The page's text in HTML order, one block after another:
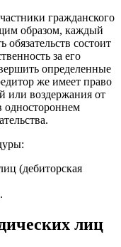
гражданского
образом, каждый
обязательств состоит
за его
определенные
же имеет право
или воздержания от
одностороннем
(дебиторская
лиц